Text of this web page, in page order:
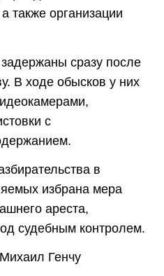
также организации
сразу после
В ходе обысков у них
с
в
избрана мера
ареста,
судебным контролем.
Генчу